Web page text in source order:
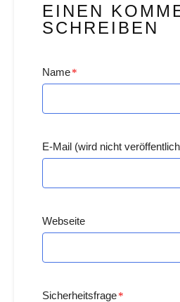
EINEN
SCHREIBEN
Name*
E-Mail (wird nicht
Webseite
Sicherheitsfrage*